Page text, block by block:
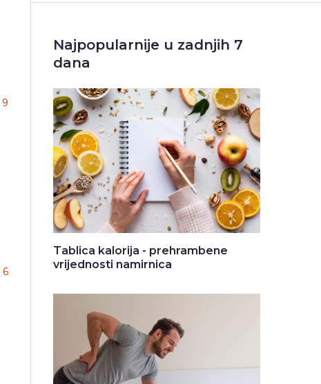
9
6
Najpopularnije u zadnjih 7
dana
Tablica kalorija - prehrambene
vrijednosti namirnica